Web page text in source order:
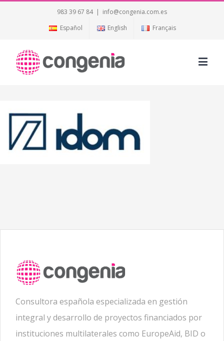
983 39 67 84 | info@congenia.com.es
Español
English Français
Consultora española especializada en gestión
integral y desarrollo de proyectos financiados por
instituciones multilaterales como EuropeAid, BID o